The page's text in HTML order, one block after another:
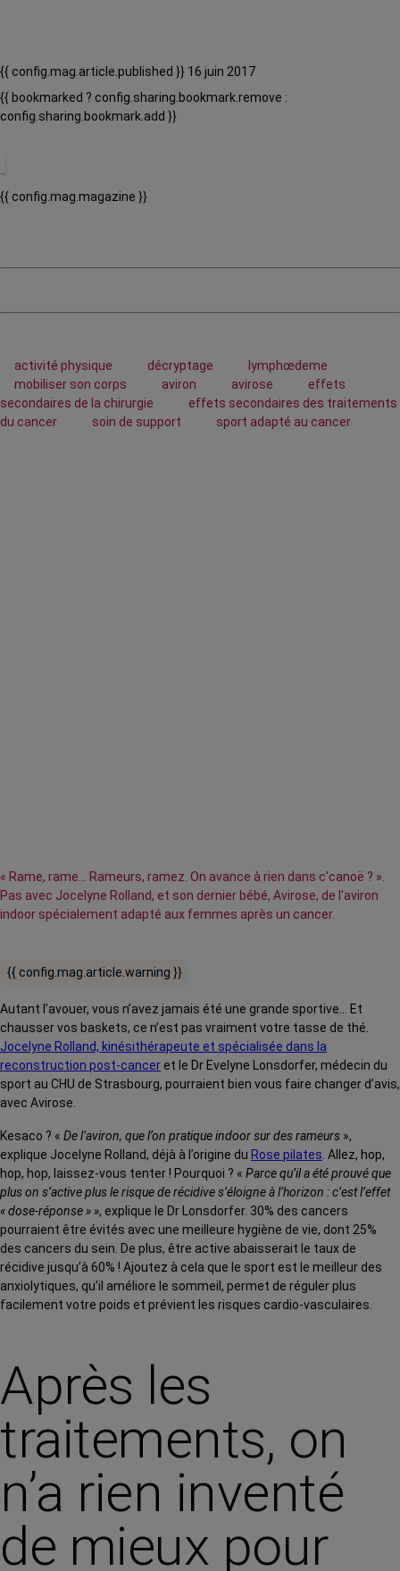
{{ config.mag.article.published }} 16 juin 2017
{{ bookmarked ? config.sharing.bookmark.remove :
config.sharing.bookmark.add }}
{{ config.mag.magazine }}
activité physique décryptage
lymphœdeme
mobiliser son corps
aviron avirose
effets
secondaires de la chirurgie
effets secondaires des traitements
du cancer
soin de support sport adapté au cancer
« Rame, rame… Rameurs, ramez. On avance à rien dans c'canoë ? ».
Pas avec Jocelyne Rolland, et son dernier bébé, Avirose, de l'aviron
indoor spécialement adapté aux femmes après un cancer.
{{ config.mag.article.warning }}
Autant l’avouer, vous n’avez jamais été une grande sportive… Et
chausser vos baskets, ce n’est pas vraiment votre tasse de thé.
Jocelyne Rolland, kinésithérapeute et spécialisée dans la
reconstruction post-cancer et le Dr Evelyne Lonsdorfer, médecin du
sport au CHU de Strasbourg, pourraient bien vous faire changer d’avis,
avec Avirose.
Kesaco ? « De l’aviron, que l’on pratique indoor sur des rameurs »,
explique Jocelyne Rolland, déjà à l’origine du Rose pilates. Allez, hop,
hop, hop, laissez-vous tenter ! Pourquoi ? « Parce qu’il a été prouvé que
plus on s’active plus le risque de récidive s’éloigne à l’horizon : c’est l’effet
« dose-réponse » », explique le Dr Lonsdorfer. 30% des cancers
pourraient être évités avec une meilleure hygiène de vie, dont 25%
des cancers du sein. De plus, être active abaisserait le taux de
récidive jusqu’à 60% ! Ajoutez à cela que le sport est le meilleur des
anxiolytiques, qu’il améliore le sommeil, permet de réguler plus
facilement votre poids et prévient les risques cardio-vasculaires.
Après les
traitements, on
n’a rien inventé
de mieux pour